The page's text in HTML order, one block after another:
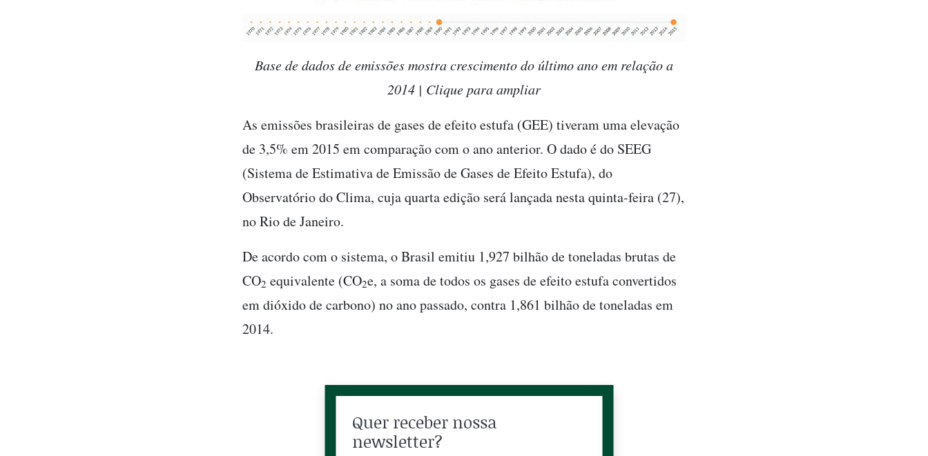
Base de dados de emissões mostra crescimento do último ano em relação a
2014 | Clique para ampliar
As emissões brasileiras de gases de efeito estufa (GEE) tiveram uma elevação
de 3,5% em 2015 em comparação com o ano anterior. O dado é do SEEG
(Sistema de Estimativa de Emissão de Gases de Efeito Estufa), do
Observatório do Clima, cuja quarta edição será lançada nesta quinta-feira (27),
no Rio de Janeiro.
De acordo com o sistema, o Brasil emitiu 1,927 bilhão de toneladas brutas de
CO2 equivalente (CO2e, a soma de todos os gases de efeito estufa convertidos
em dióxido de carbono) no ano passado, contra 1,861 bilhão de toneladas em
2014.
Quer receber nossa
newsletter?